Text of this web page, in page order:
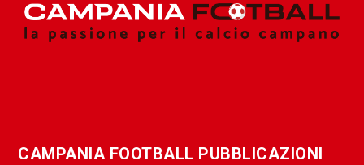
CAMPANIA FOOTBALL PUBBLICAZIONI